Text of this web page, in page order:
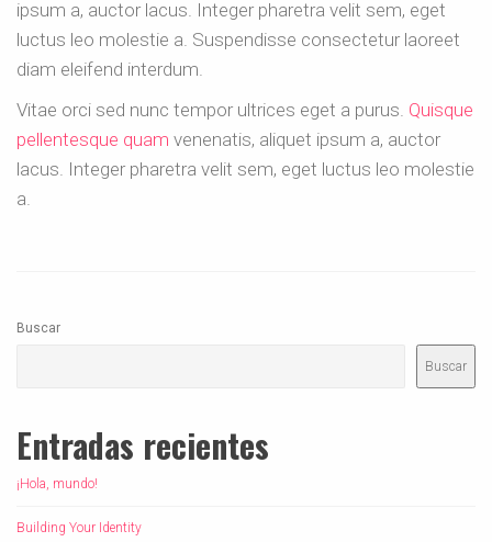
ipsum a, auctor lacus. Integer pharetra velit sem, eget
luctus leo molestie a. Suspendisse consectetur laoreet
diam eleifend interdum.
Vitae orci sed nunc tempor ultrices eget a purus. Quisque
pellentesque quam venenatis, aliquet ipsum a, auctor
lacus. Integer pharetra velit sem, eget luctus leo molestie
a.
Buscar
Buscar
Entradas recientes
¡Hola, mundo!
Building Your Identity